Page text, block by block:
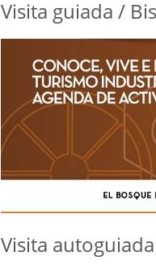
Visita guiada /
Visita